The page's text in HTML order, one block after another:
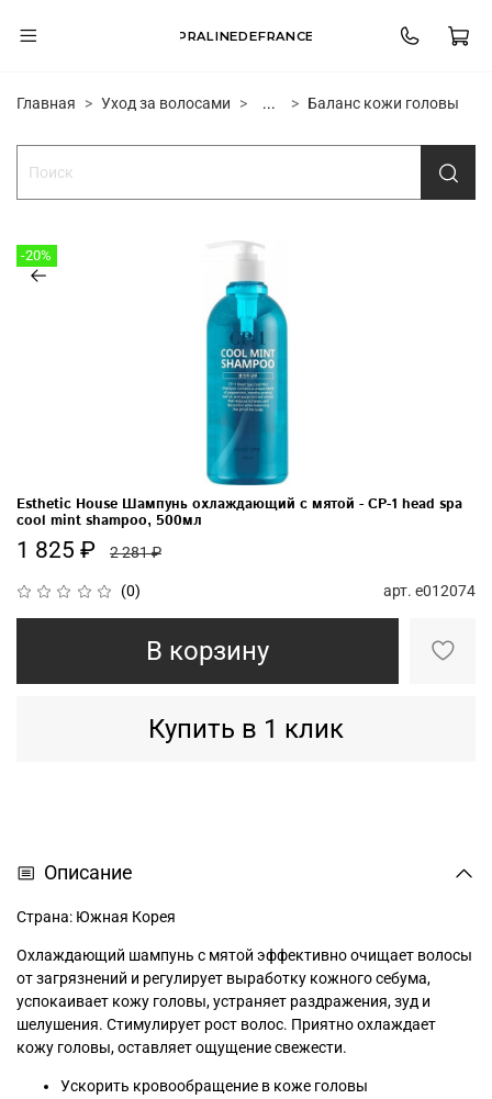
PRALINEDEFRANCE
Главная Уход за волосами ... Баланс кожи головы
-20%
(0) арт. e012074
Esthetic House Шампунь охлаждающий с мятой - CP-1 head spa
cool mint shampoo, 500мл
1 825 ₽ 2 281 ₽
В корзину
Купить в 1 клик
Описание
Страна: Южная Корея
Охлаждающий шампунь с мятой эффективно очищает волосы
от загрязнений и регулирует выработку кожного себума,
успокаивает кожу головы, устраняет раздражения, зуд и
шелушения. Стимулирует рост волос. Приятно охлаждает
кожу головы, оставляет ощущение свежести.
Ускорить кровообращение в коже головы